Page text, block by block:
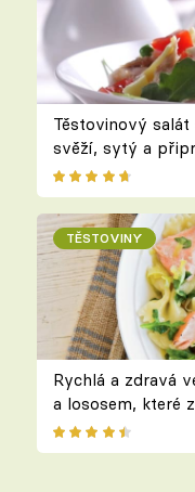
Těstovinový
svěží, sytý a
TĚSTOVINY
Rychlá a zdravá
a lososem, které